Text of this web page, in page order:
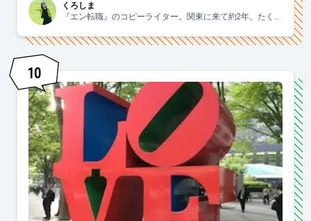
くろしま
『エン転職』のコピーライター。関東に来て約2年。たくさ
関西人。
10